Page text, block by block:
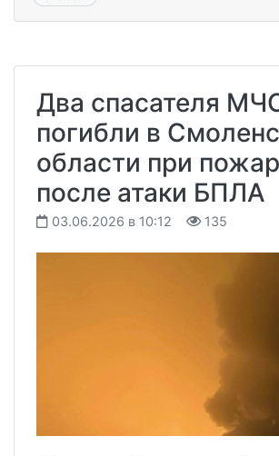
Два спасателя
погибли в
области при
после атаки БПЛА
03.06.2026 в 10:12 135